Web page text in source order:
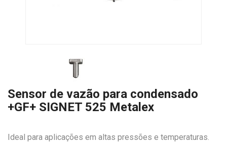
Sensor de vazão para condensado
+GF+ SIGNET 525 Metalex
Ideal para aplicações em altas pressões e temperaturas.